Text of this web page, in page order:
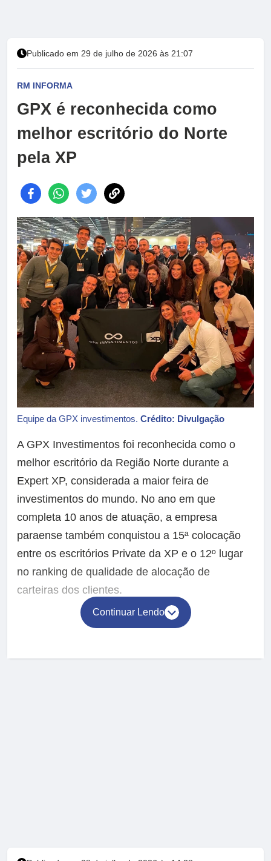
Publicado em 29 de julho de 2026 às 21:07
RM INFORMA
GPX é reconhecida como
melhor escritório do Norte
pela XP
Equipe da GPX investimentos. Crédito: Divulgação
A GPX Investimentos foi reconhecida como o
melhor escritório da Região Norte durante a
Expert XP, considerada a maior feira de
investimentos do mundo. No ano em que
completa 10 anos de atuação, a empresa
paraense também conquistou a 15ª colocação
entre os escritórios Private da XP e o 12º lugar
no ranking de qualidade de alocação de
carteiras dos clientes.
Continuar Lendo